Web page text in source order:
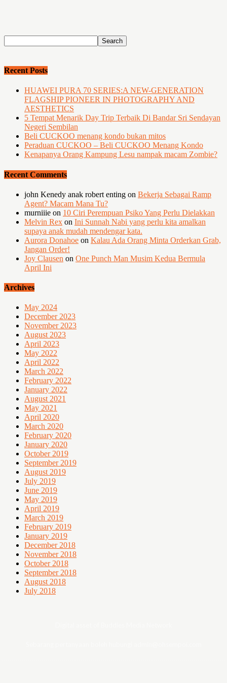
Recent Posts
HUAWEI PURA 70 SERIES:A NEW-GENERATION
FLAGSHIP PIONEER IN PHOTOGRAPHY AND
AESTHETICS
5 Tempat Menarik Day Trip Terbaik Di Bandar Sri Sendayan
Negeri Sembilan
Beli CUCKOO menang kondo bukan mitos
Peraduan CUCKOO – Beli CUCKOO Menang Kondo
Kenapanya Orang Kampung Lesu nampak macam Zombie?
Recent Comments
john Kenedy anak robert enting on Bekerja Sebagai Ramp
Agent? Macam Mana Tu?
murniiie on 10 Ciri Perempuan Psiko Yang Perlu Dielakkan
Melvin Rex on Ini Sunnah Nabi yang perlu kita amalkan
supaya anak mudah mendengar kata.
Aurora Donahoe on Kalau Ada Orang Minta Orderkan Grab,
Jangan Order!
Joy Clausen on One Punch Man Musim Kedua Bermula
April Ini
Archives
May 2024
December 2023
November 2023
August 2023
April 2023
May 2022
April 2022
March 2022
February 2022
January 2022
August 2021
May 2021
April 2020
March 2020
February 2020
January 2020
October 2019
September 2019
August 2019
July 2019
June 2019
May 2019
April 2019
March 2019
February 2019
January 2019
December 2018
November 2018
October 2018
September 2018
August 2018
July 2018